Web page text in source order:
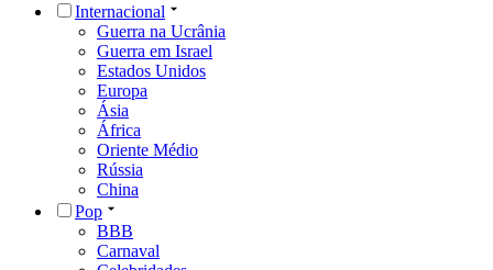
Internacional
Guerra na Ucrânia
Guerra em Israel
Estados Unidos
Europa
Ásia
África
Oriente Médio
Rússia
China
Pop
BBB
Carnaval